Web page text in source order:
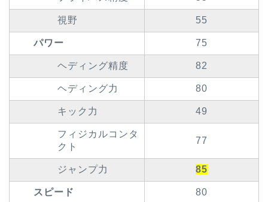
視野 55
パワー 75
ヘディング精度 82
ヘディング力 80
キック力 49
フィジカルコンタ
クト
77
ジャンプ力 85
スピード 80